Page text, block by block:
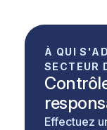
À QUI
SECTEUR
Effectuez